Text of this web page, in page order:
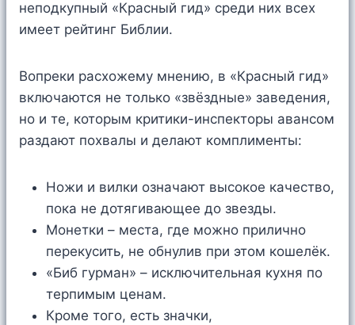
неподкупный «Красный гид» среди них всех
имеет рейтинг Библии.
Вопреки расхожему мнению, в «Красный гид»
включаются не только «звёздные» заведения,
но и те, которым критики-инспекторы авансом
раздают похвалы и делают комплименты:
Ножи и вилки означают высокое качество,
пока не дотягивающее до звезды.
Монетки – места, где можно прилично
перекусить, не обнулив при этом кошелёк.
«Биб гурман» – исключительная кухня по
терпимым ценам.
Кроме того, есть значки,